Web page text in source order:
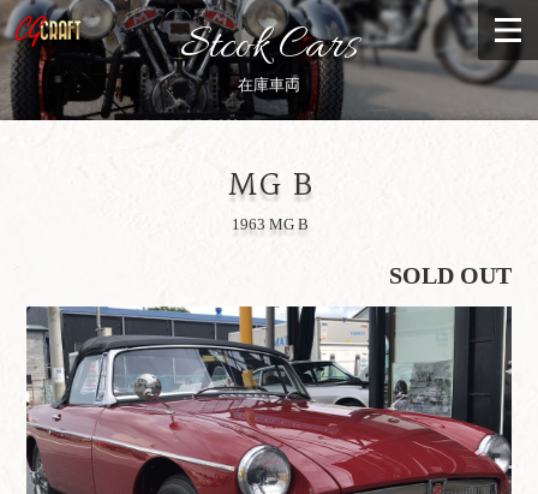
Stcok Cars
在庫車両
MG B
1963 MG B
SOLD OUT